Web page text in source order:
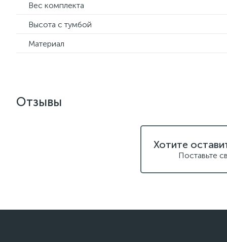
Вес комплекта
Высота с тумбой
Материал
Отзывы
Хотите
Поставьте